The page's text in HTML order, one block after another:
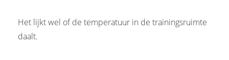
Het lijkt wel of de temperatuur in de trainingsruimte
daalt.